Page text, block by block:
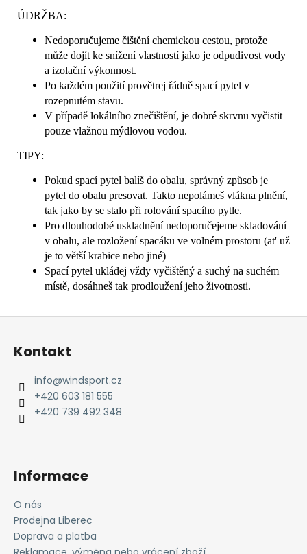
ÚDRŽBA:
Nedoporučujeme čištění chemickou cestou, protože
může dojít ke snížení vlastností jako je odpudivost vody
a izolační výkonnost.
Po každém použití provětrej řádně spací pytel v
rozepnutém stavu.
V případě lokálního znečištění, je dobré skrvnu vyčistit
pouze vlažnou mýdlovou vodou.
TIPY:
Pokud spací pytel balíš do obalu, správný způsob je
pytel do obalu presovat. Takto nepolámeš vlákna plnění,
tak jako by se stalo při rolování spacího pytle.
Pro dlouhodobé uskladnění nedoporučejeme skladování
v obalu, ale rozložení spacáku ve volném prostoru (at' už
je to větší krabice nebo jiné)
Spací pytel ukládej vždy vyčištěný a suchý na suchém
místě, dosáhneš tak prodloužení jeho životnosti.
Z
Kontakt
info@windsport.cz
+420 603 181 555
+420 739 492 348
Informace
O nás
Prodejna Liberec
Doprava a platba